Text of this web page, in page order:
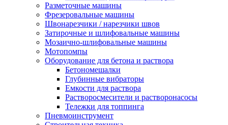
Разметочные машины
Фрезеровальные машины
Швонарезчики / нарезчики швов
Затирочные и шлифовальные машины
Мозаично-шлифовальные машины
Мотопомпы
Оборудование для бетона и раствора
Бетономешалки
Глубинные вибраторы
Емкости для раствора
Растворосмесители и растворонасосы
Тележки для топпинга
Пневмоинструмент